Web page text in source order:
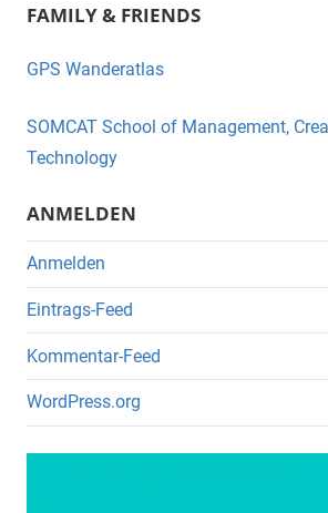
c
e
o
o
k
tt
er
FAMILY & FRIENDS
GPS Wanderatlas
SOMCAT School of Management,
Technology
ANMELDEN
Anmelden
Eintrags-Feed
Kommentar-Feed
WordPress.org